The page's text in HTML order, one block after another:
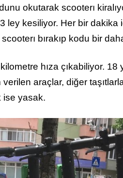
okutarak scooterı
ley kesiliyor. Her bir dakika
bırakıp kodu bir
hıza çıkabiliyor. 18
araçlar, diğer
ise yasak.